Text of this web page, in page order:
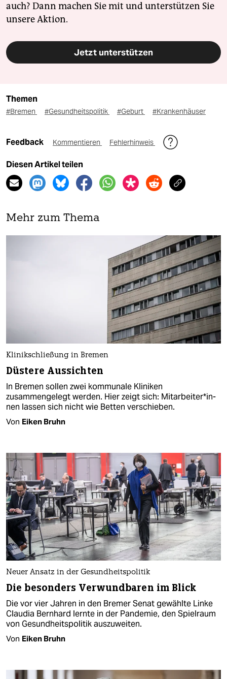
auch? Dann machen Sie mit und unterstützen Sie
unsere Aktion.
Jetzt unterstützen
Themen
#Bremen #Gesundheitspolitik #Geburt #Krankenhäuser
Feedback Kommentieren Fehlerhinweis
Diesen Artikel teilen
Mehr zum Thema
Klinikschließung in Bremen
Düstere Aussichten
In Bremen sollen zwei kommunale Kliniken
zusammengelegt werden. Hier zeigt sich: Mitar­bei­te­r*in­
nen lassen sich nicht wie Betten verschieben.
Von Eiken Bruhn
Neuer Ansatz in der Gesundheitspolitik
Die besonders Verwundbaren im Blick
Die vor vier Jahren in den Bremer Senat gewählte Linke
Claudia Bernhard lernte in der Pandemie, den Spielraum
von Gesundheitspolitik auszuweiten.
Von Eiken Bruhn